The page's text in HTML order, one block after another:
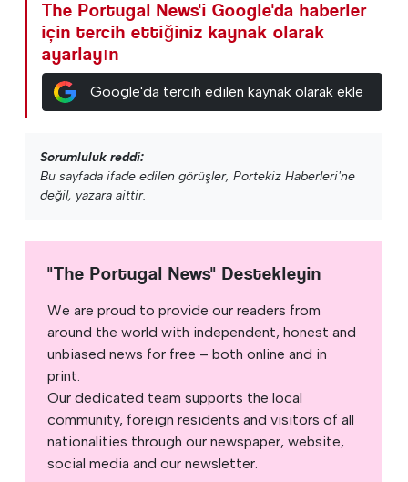
The Portugal News'i Google'da haberler
için tercih ettiğiniz kaynak olarak
ayarlayın
Google'da tercih edilen kaynak olarak ekle
Sorumluluk reddi:
Bu sayfada ifade edilen görüşler, Portekiz Haberleri'ne
değil, yazara aittir.
"The Portugal News" Destekleyin
We are proud to provide our readers from
around the world with independent, honest and
unbiased news for free – both online and in
print.
Our dedicated team supports the local
community, foreign residents and visitors of all
nationalities through our newspaper, website,
social media and our newsletter.